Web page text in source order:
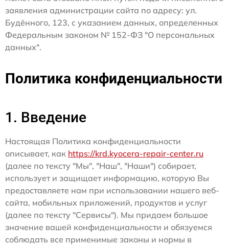
заявления администрации сайта по адресу: ул.
Будённого, 123, с указанием данных, определенных
Федеральным законом № 152-ФЗ "О персональных
данных".
Политика конфиденциальности
1. Введение
Настоящая Политика конфиденциальности
описывает, как https://krd.kyocera-repair-center.ru
(далее по тексту "Мы", "Наш", "Наши") собирает,
использует и защищает информацию, которую Вы
предоставляете нам при использовании нашего веб-
сайта, мобильных приложений, продуктов и услуг
(далее по тексту "Сервисы"). Мы придаем большое
значение вашей конфиденциальности и обязуемся
соблюдать все применимые законы и нормы в